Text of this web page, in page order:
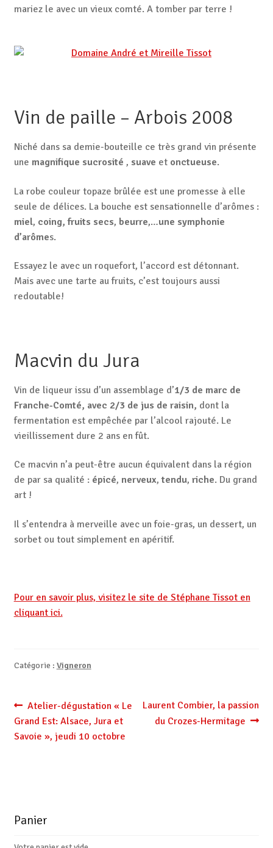
mariez le avec un vieux comté. A tomber par terre !
Vin de paille – Arbois 2008
Niché dans sa demie-bouteille ce très grand vin présente
une magnifique sucrosité , suave et onctueuse.
La robe couleur topaze brûlée est une promesse à elle
seule de délices. La bouche est sensationnelle d’arômes :
miel, coing, fruits secs, beurre,…une symphonie
d’arômes.
Essayez le avec un roquefort, l’accord est détonnant.
Mais avec une tarte au fruits, c’est toujours aussi
redoutable!
Macvin du Jura
Vin de liqueur issu d’un assemblage d’1/3 de marc de
Franche-Comté, avec 2/3 de jus de raisin, dont la
fermentation est empêchée par l’alcool rajouté. Le
vieillissement dure 2 ans en fût.
Ce macvin n’a peut-être aucun équivalent dans la région
de par sa qualité : épicé, nerveux,tendu, riche. Du grand
art !
Il s’entendra à merveille avec un foie-gras, un dessert, un
sorbet ou tout simplement en apéritif.
Pour en savoir plus, visitez le site de Stéphane Tissot en
cliquant ici.
Catégorie : Vigneron
Navigation
de
Article
précédent :
Atelier-dégustation « Le
Grand Est: Alsace, Jura et
Savoie », jeudi 10 octobre
Article
suivant :
Laurent Combier, la passion
du Crozes-Hermitage
Panier